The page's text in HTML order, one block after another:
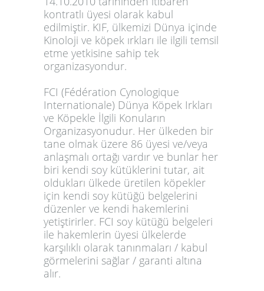
kontratlı üyesi olarak kabul
edilmiştir. KIF, ülkemizi Dünya içinde
Kinoloji ve köpek ırkları ile ilgili temsil
etme yetkisine sahip tek
organizasyondur.
FCI (Fédération Cynologique
Internationale) Dünya Köpek Irkları
ve Köpekle İlgili Konuların
Organizasyonudur. Her ülkeden bir
tane olmak üzere 86 üyesi ve/veya
anlaşmalı ortağı vardır ve bunlar her
biri kendi soy kütüklerini tutar, ait
oldukları ülkede üretilen köpekler
için kendi soy kütüğü belgelerini
düzenler ve kendi hakemlerini
yetiştirirler. FCI soy kütüğü belgeleri
ile hakemlerin üyesi ülkelerde
karşılıklı olarak tanınmaları / kabul
görmelerini sağlar / garanti altına
alır.